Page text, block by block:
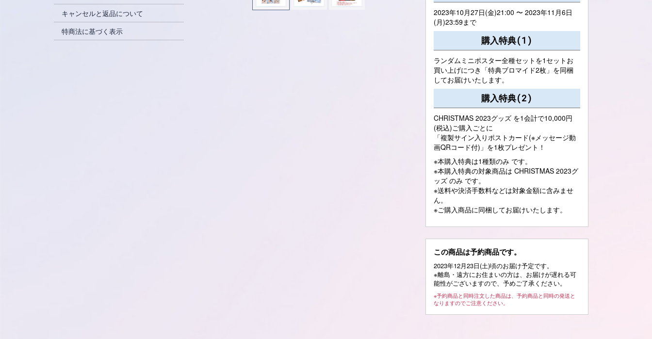
キャンセルと返品について
特商法に基づく表示
2023年10月27日(金)21:00 〜 2023年11月6日
(月)23:59まで
購入特典(1)
ランダムミニポスター全種セットを1セットお
買い上げにつき「特典ブロマイド2枚」を同梱
してお届けいたします。
購入特典(2)
CHRISTMAS 2023グッズ を1会計で10,000円
(税込)ご購入ごとに
「複製サイン入りポストカード(※メッセージ動
画QRコード付)」を1枚プレゼント！
※本購入特典は1種類のみ です。
※本購入特典の対象商品は CHRISTMAS 2023グ
ッズ のみ です。
※送料や決済手数料などは対象金額に含みませ
ん。
※ご購入商品に同梱してお届けいたします。
この商品は予約商品です。
2023年12月23日(土)頃のお届け予定です。
※離島・遠方にお住まいの方は、お届けが遅れる可
能性がございますので、予めご了承ください。
※予約商品と同時注文した商品は、予約商品と同時の発送と
なりますのでご注意ください。